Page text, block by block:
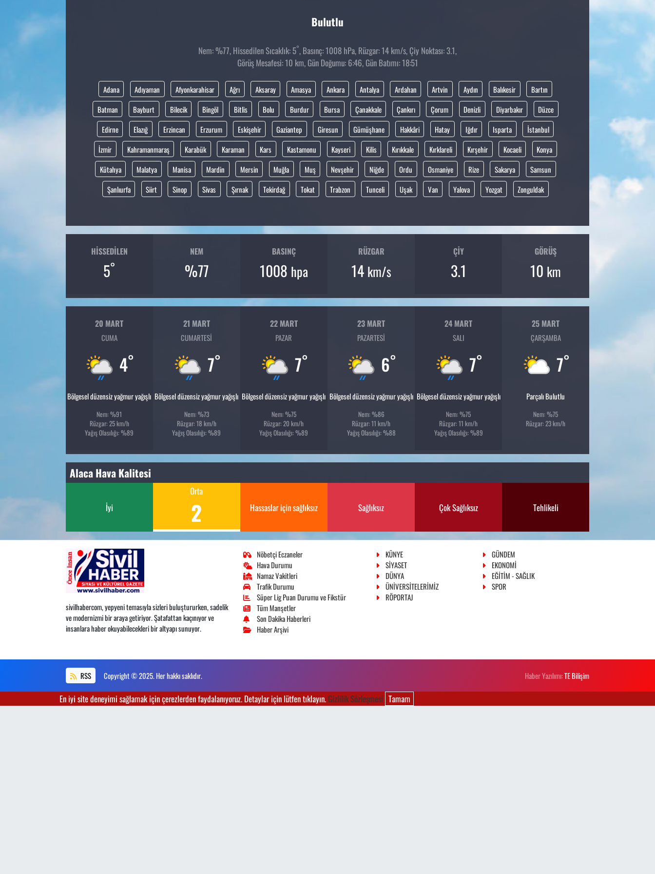
Bulutlu
Nem: %77, Hissedilen Sıcaklık: 5°, Basınç: 1008 hPa, Rüzgar: 14 km/s, Çiy Noktası: 3.1,
Görüş Mesafesi: 10 km, Gün Doğumu: 6:46, Gün Batımı: 18:51
Adana Adıyaman Afyonkarahisar Ağrı Aksaray Amasya Ankara Antalya Ardahan Artvin Aydın Balıkesir
Bartın
Batman
Bayburt Bilecik Bingöl Bitlis Bolu Burdur Bursa Çanakkale Çankırı Çorum Denizli Diyarbakır
Düzce
Edirne
Elazığ Erzincan Erzurum Eskişehir Gaziantep Giresun Gümüşhane Hakkâri Hatay Iğdır Isparta
İstanbul
İzmir
Kahramanmaraş Karabük Karaman Kars Kastamonu Kayseri Kilis Kırıkkale Kırklareli Kırşehir Kocaeli
Konya
Kütahya
Malatya Manisa Mardin Mersin Muğla Muş Nevşehir Niğde Ordu Osmaniye Rize Sakarya
Samsun
Şanlıurfa
Siirt Sinop Sivas Şırnak Tekirdağ Tokat Trabzon Tunceli Uşak Van Yalova Yozgat Zonguldak
HISSEDILEN
5°
NEM
%77
BASINÇ
1008 hpa
RÜZGAR
14 km/s
ÇIY
3.1
GÖRÜŞ
10 km
20 MART
CUMA
4°
Bölgesel düzensiz yağmur yağışlı
Nem: %91
Rüzgar: 25 km/h
Yağış Olasılığı: %89
21 MART
CUMARTESI
7°
Bölgesel düzensiz yağmur yağışlı
Nem: %73
Rüzgar: 18 km/h
Yağış Olasılığı: %89
22 MART
PAZAR
7°
Bölgesel düzensiz yağmur yağışlı
Nem: %75
Rüzgar: 20 km/h
Yağış Olasılığı: %89
23 MART
PAZARTESI
6°
Bölgesel düzensiz yağmur yağışlı
Nem: %86
Rüzgar: 11 km/h
Yağış Olasılığı: %88
24 MART
SALI
7°
Bölgesel düzensiz yağmur yağışlı
Nem: %75
Rüzgar: 11 km/h
Yağış Olasılığı: %89
25 MART
ÇARŞAMBA
7°
Parçalı Bulutlu
Nem: %75
Rüzgar: 23 km/h
Alaca Hava Kalitesi
İyi
Orta
2 Hassaslar için sağlıksız Sağlıksız Çok Sağlıksız Tehlikeli
sivilhabercom, yepyeni temasıyla sizleri buluştururken, sadelik
ve modernizmi bir araya getiriyor. Şatafattan kaçınıyor ve
insanlara haber okuyabilecekleri bir altyapı sunuyor.
Nöbetçi Eczaneler
Hava Durumu
Namaz Vakitleri
Trafik Durumu
Süper Lig Puan Durumu ve Fikstür
Tüm Manşetler
Son Dakika Haberleri
Haber Arşivi
KÜNYE
GÜNDEM
SİYASET
EKONOMİ
DÜNYA
EĞİTİM - SAĞLIK
ÜNİVERSİTELERİMİZ
SPOR
RÖPORTAJ
RSS Copyright © 2025. Her hakkı saklıdır. Haber Yazılımı:TE Bilişim
En iyi site deneyimi sağlamak için çerezlerden faydalanıyoruz. Detaylar için lütfen tıklayın.Gizlilik Sözleşmesi Tamam